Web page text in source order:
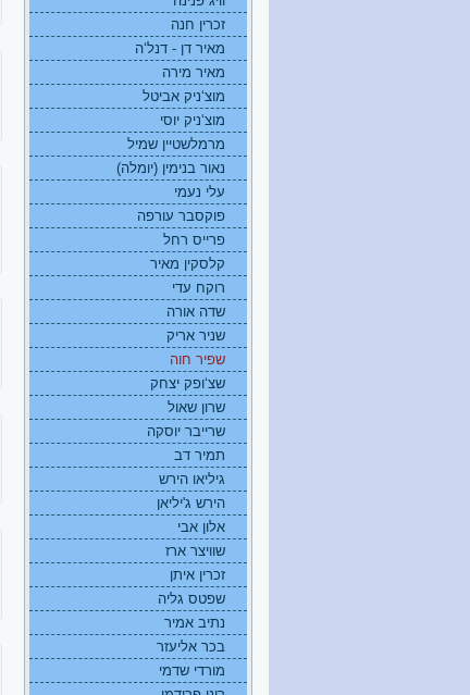
זכרין חנה
מאיר דן - דנל‘ה
מאיר מירה
מוצ‘ניק אביטל
מוצ‘ניק יוסי
מרמלשטיין שמיל
נאור בנימין (יומלה)
עלי נעמי
פוקסבר עורפה
פרייס רחל
קלסקין מאיר
רוקח עדי
שדה אורה
שניר אריק
שפיר חוה
שצ‘ופק יצחק
שרון שאול
שרייבר יוסקה
תמיר דב
גיליאו הירש
הירש ג'יליאן
אלון אבי
שוויצר ארז
זכרין איתן
שפטס גליה
נתיב אמיר
בכר אליעזר
מורדי שדמי